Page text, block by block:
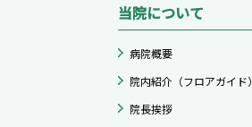
当院について
病院概要
院内紹介（フロアガイド）
院長挨拶